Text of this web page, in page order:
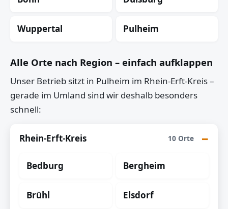
Wuppertal Pulheim
Alle Orte nach Region – einfach aufklappen
Unser Betrieb sitzt in Pulheim im Rhein-Erft-Kreis –
gerade im Umland sind wir deshalb besonders
schnell:
Rhein-Erft-Kreis 10 Orte
Bedburg Bergheim
Brühl Elsdorf